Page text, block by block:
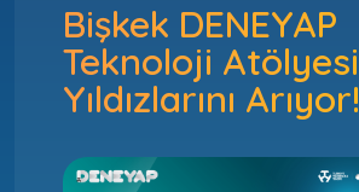
Bişkek DENEYAP
Teknoloji Atölyesi
Yıldızlarını Arıyor!